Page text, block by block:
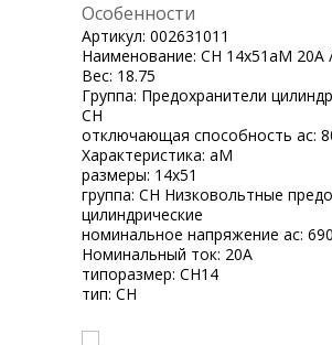
Особенности
Артикул: 002631011
Наименование: CH 14x51aM 20A
Вес: 18.75
Группа: Предохранители
CH
отключающая способность ac:
Характеристика: aM
размеры: 14x51
группа: CH Низковольтные
цилиндрические
номинальное напряжение ac:
Номинальный ток: 20A
типоразмер: CH14
тип: CH